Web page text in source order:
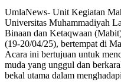
UmlaNews- Unit Kegiatan
Universitas Muhammadiyah
Binaan dan Ketaqwaan
(19-20/04/25), bertempat di
Acara ini bertujuan untuk
muda yang unggul dan
bekal utama dalam